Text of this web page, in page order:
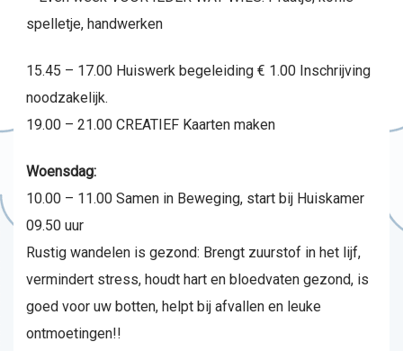
spelletje, handwerken
15.45 – 17.00 Huiswerk begeleiding € 1.00 Inschrijving
noodzakelijk.
19.00 – 21.00 CREATIEF Kaarten maken
Woensdag:
10.00 – 11.00 Samen in Beweging, start bij Huiskamer
09.50 uur
Rustig wandelen is gezond: Brengt zuurstof in het lijf,
vermindert stress, houdt hart en bloedvaten gezond, is
goed voor uw botten, helpt bij afvallen en leuke
ontmoetingen!!